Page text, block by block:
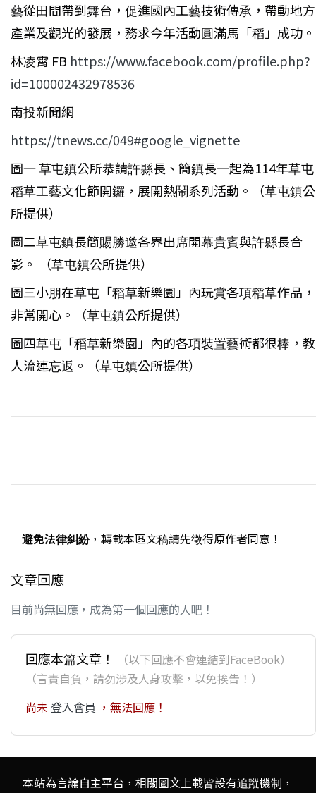
藝從田間帶到舞台，促進國內工藝技術傳承，帶動地方
產業及觀光的發展，務求今年活動圓滿馬「稻」成功。
林凌霄 FB https://www.facebook.com/profile.php?
id=100002432978536
南投新聞網
https://tnews.cc/049#google_vignette
圖一 草屯鎮公所恭請許縣長、簡鎮長一起為114年草屯
稻草工藝文化節開鑼，展開熱鬧系列活動。（草屯鎮公
所提供）
圖二草屯鎮長簡賜勝邀各界出席開幕貴賓與許縣長合
影。 （草屯鎮公所提供）
圖三小朋在草屯「稻草新樂園」內玩賞各項稻草作品，
非常開心。（草屯鎮公所提供）
圖四草屯「稻草新樂園」內的各項裝置藝術都很棒，教
人流連忘返。（草屯鎮公所提供）
避免法律糾紛，轉載本區文稿請先徵得原作者同意！
文章回應
目前尚無回應，成為第一個回應的人吧！
回應本篇文章！
（以下回應不會連結到FaceBook）
（言責自負，請勿涉及人身攻擊，以免挨告！）
尚未 登入會員 ，無法回應！
本站為言論自主平台，相關圖文上載皆設有追蹤機制，